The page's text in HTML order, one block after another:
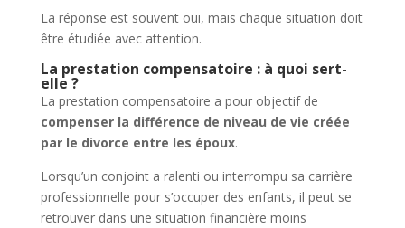
La réponse est souvent oui, mais chaque situation doit
être étudiée avec attention.
La prestation compensatoire : à quoi sert-
elle ?
La prestation compensatoire a pour objectif de
compenser la différence de niveau de vie créée
par le divorce entre les époux.
Lorsqu’un conjoint a ralenti ou interrompu sa carrière
professionnelle pour s’occuper des enfants, il peut se
retrouver dans une situation financière moins